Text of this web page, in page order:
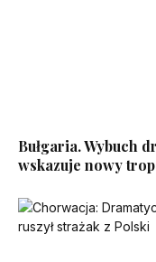
Bułgaria. Wybuch
wskazuje nowy trop